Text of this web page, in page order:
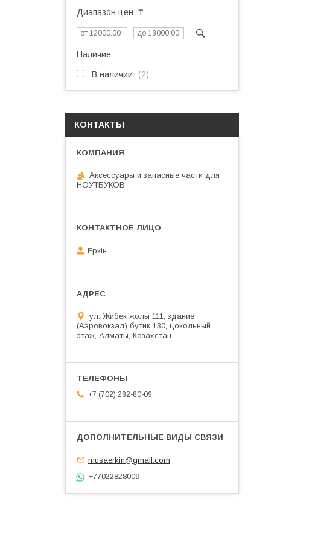
Диапазон цен, ₸
Наличие
В наличии 2
КОНТАКТЫ
Аксессуары и запасные части для
НОУТБУКОВ
Еркін
ул. Жибек жолы 111, здание
(Аэровокзал) бутик 130, цокольный
этаж, Алматы, Казахстан
+7 (702) 282-80-09
musaerkin@gmail.com
+77022828009